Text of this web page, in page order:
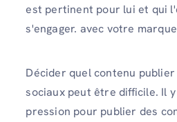
est pertinent pour lui et qui
s'engager. avec votre
Décider quel contenu
sociaux peut être difficile. Il
pression pour publier des